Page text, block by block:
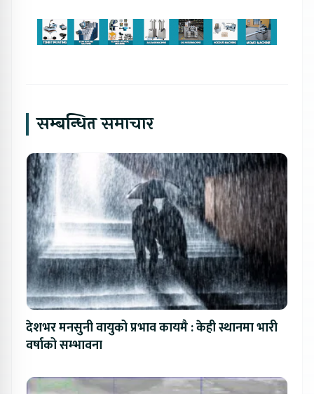
सम्बन्धित समाचार
देशभर मनसुनी वायुको प्रभाव कायमै : केही स्थानमा भारी
वर्षाको सम्भावना